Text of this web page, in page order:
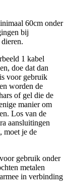
60cm onder
bij
1 kabel
doe dat dan
voor gebruik
worden de
of gel die de
manier om
Los van de
aansluitingen
moet je de
gebruik onder
metalen
in verbinding